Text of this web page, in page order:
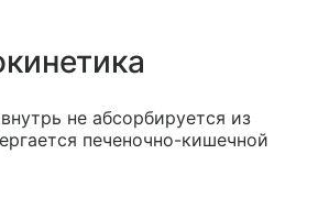
не абсорбируется из
печеночно-кишечной